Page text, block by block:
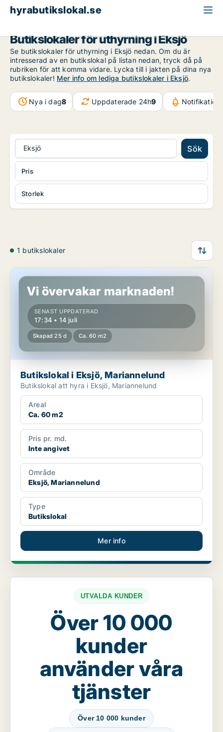
hyrabutikslokal.se
Butikslokaler för uthyrning i Eksjö
Se butikslokaler för uthyrning i Eksjö nedan. Om du är
intresserad av en butikslokal på listan nedan, tryck då på
rubriken för att komma vidare. Lycka till i jakten på dina nya
butikslokaler! Mer info om lediga butikslokaler i Eksjö.
Nya i dag8 Uppdaterade 24h9
Eksjö Sök
Storlek
Pris
1 butikslokaler
Butikslokal i Eksjö, Mariannelund
Vi övervakar marknaden!
SENAST UPPDATERAD
17:34 • 14 juli
Skapad 25 d Ca. 60 m2
Butikslokal i Eksjö, Mariannelund
Butikslokal att hyra i Eksjö, Mariannelund
Areal
Ca. 60 m2
Pris pr. md.
Inte angivet
Område
Eksjö, Mariannelund
Type
Butikslokal
Mer info
UTVALDA KUNDER
Över 10 000
kunder
använder våra
tjänster
Över 10 000 kunder